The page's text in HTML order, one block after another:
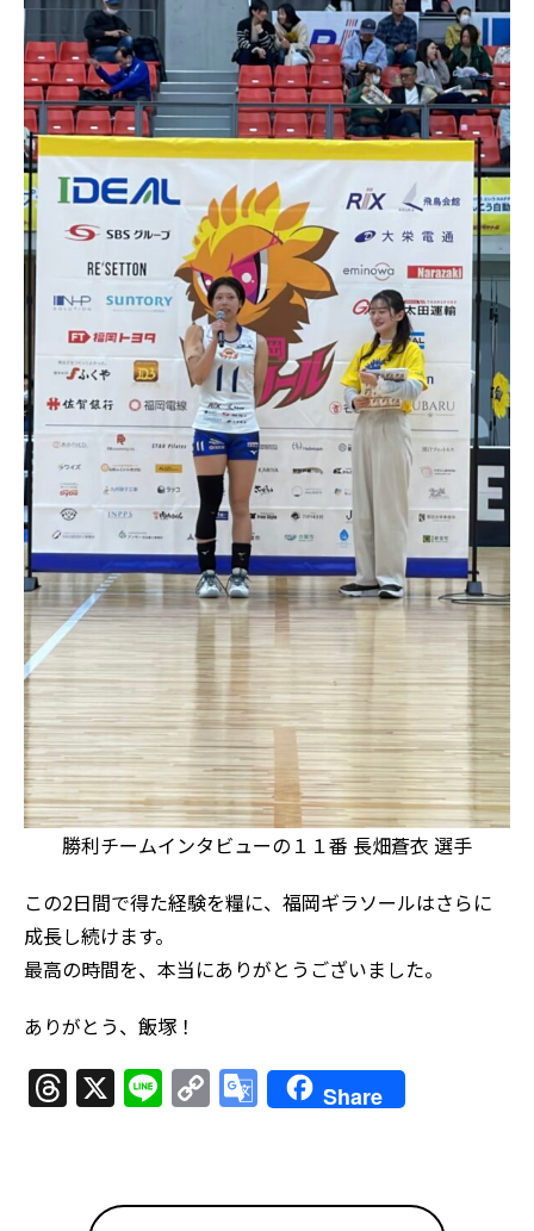
勝利チームインタビューの１１番 長畑蒼衣 選手
この2日間で得た経験を糧に、福岡ギラソールはさらに
成長し続けます。
最高の時間を、本当にありがとうございました。
ありがとう、飯塚！
Threads
X LineCopy
Link
Google
Translate
Share